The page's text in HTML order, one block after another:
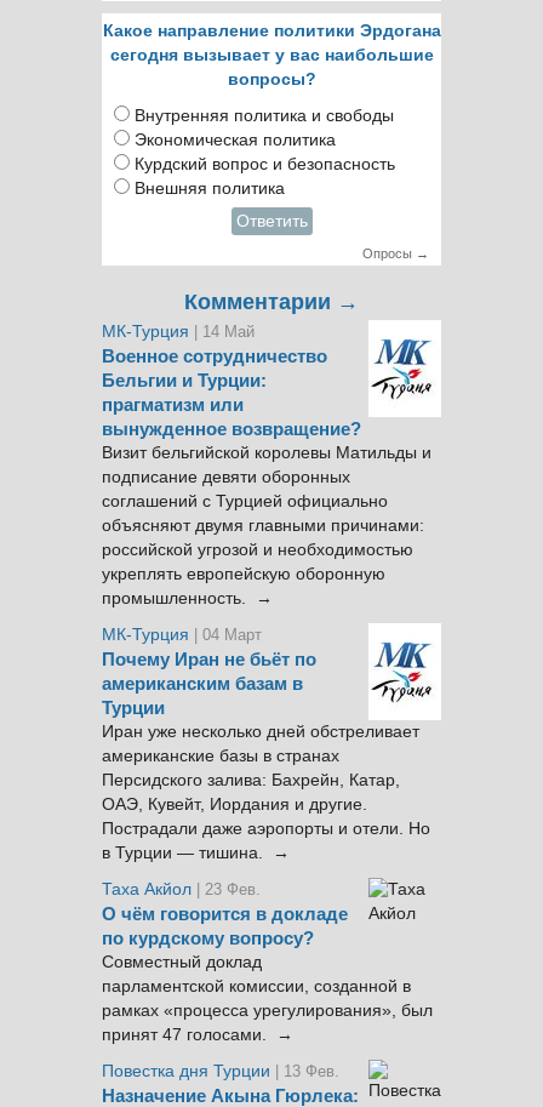
Какое направление политики Эрдогана
сегодня вызывает у вас наибольшие
вопросы?
Внутренняя политика и свободы
Экономическая политика
Курдский вопрос и безопасность
Внешняя политика
Ответить
Опросы →
Комментарии →
МК-Турция | 14 Май
Военное сотрудничество
Бельгии и Турции:
прагматизм или
вынужденное возвращение?
Визит бельгийской королевы Матильды и
подписание девяти оборонных
соглашений с Турцией официально
объясняют двумя главными причинами:
российской угрозой и необходимостью
укреплять европейскую оборонную
промышленность. →
МК-Турция
| 04 Март
Почему Иран не бьёт по
американским базам в
Турции
Иран уже несколько дней обстреливает
американские базы в странах
Персидского залива: Бахрейн, Катар,
ОАЭ, Кувейт, Иордания и другие.
Пострадали даже аэропорты и отели. Но
в Турции — тишина. →
Таха Акйол | 23 Фев.
О чём говорится в докладе
по курдскому вопросу?
Совместный доклад
парламентской комиссии, созданной в
рамках «процесса урегулирования», был
принят 47 голосами. →
Повестка дня Турции
| 13 Фев.
Назначение Акына Гюрлека: